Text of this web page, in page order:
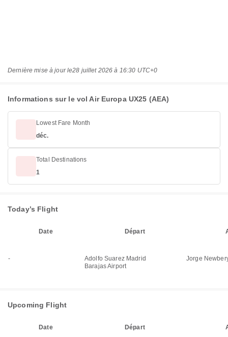
Dernière mise à jour le28 juillet 2026 à 16:30 UTC+0
Informations sur le vol Air Europa UX25 (AEA)
Lowest Fare Month
déc.
Total Destinations
1
Today’s Flight
Date Départ
-
Adolfo Suarez Madrid
Barajas Airport
Jorge
Upcoming Flight
Date Départ